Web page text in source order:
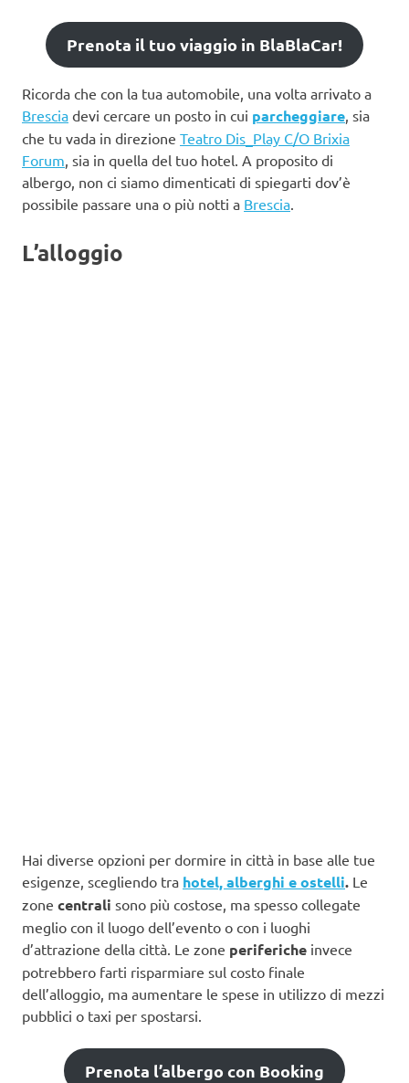
Prenota il tuo viaggio in BlaBlaCar!
Ricorda che con la tua automobile, una volta arrivato a
Brescia devi cercare un posto in cui parcheggiare , sia
che tu vada in direzione Teatro Dis_Play C/O Brixia
Forum , sia in quella del tuo hotel. A proposito di
albergo, non ci siamo dimenticati di spiegarti dov’è
possibile passare una o più notti a Brescia
L’alloggio
Hai diverse opzioni per dormire in città in base alle tue
esigenze, scegliendo tra hotel, alberghi e ostelli. Le
zone centrali sono più costose, ma spesso collegate
meglio con il luogo dell’evento o con i luoghi
d’attrazione della città. Le zone periferiche invece
potrebbero farti risparmiare sul costo finale
dell’alloggio, ma aumentare le spese in utilizzo di mezzi
pubblici o taxi per spostarsi.
Prenota l’albergo con Booking